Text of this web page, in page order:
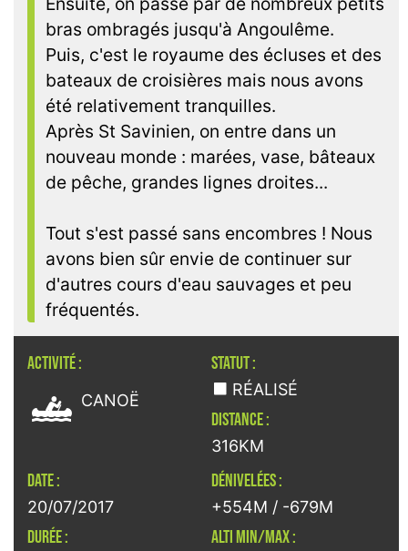
bras ombragés jusqu'à Angoulême.
Puis, c'est le royaume des écluses et des
bateaux de croisières mais nous avons
été relativement tranquilles.
Après St Savinien, on entre dans un
nouveau monde : marées, vase, bâteaux
de pêche, grandes lignes droites...
Tout s'est passé sans encombres ! Nous
avons bien sûr envie de continuer sur
d'autres cours d'eau sauvages et peu
fréquentés.
ACTIVITÉ :
 CANOË
STATUT :
RÉALISÉ
DISTANCE :
316KM
DATE :
20/07/2017
DURÉE :
DÉNIVELÉES :
+554M / -679M
ALTI MIN/MAX :